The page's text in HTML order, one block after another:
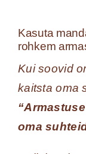
Kasuta
rohkem
Kui soovid
kaitsta oma
oma